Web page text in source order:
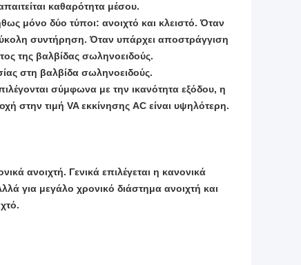
καθαρότητα μέσου.
μόνο δύο τύποι: ανοιχτό και κλειστό. Όταν
συντήρηση. Όταν υπάρχει αποστράγγιση
της βαλβίδας σωληνοειδούς.
στη βαλβίδα σωληνοειδούς.
σύμφωνα με την ικανότητα εξόδου, η
στην τιμή VA εκκίνησης AC είναι υψηλότερη.
ανοιχτή. Γενικά επιλέγεται η κανονικά
για μεγάλο χρονικό διάστημα ανοιχτή και